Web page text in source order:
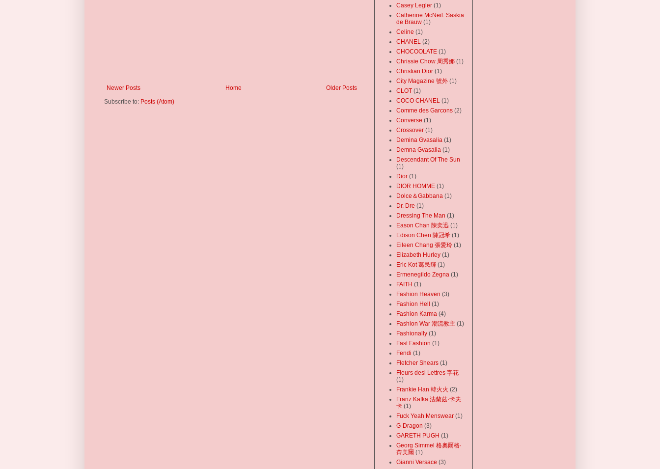
Newer Posts Older Posts
Home
Subscribe to: Posts (Atom)
Casey Legler (1)
Catherine McNeil. Saskia
de Brauw (1)
Celine (1)
CHANEL (2)
CHOCOOLATE (1)
Chrissie Chow 周秀娜 (1)
Christian Dior (1)
City Magazine 號外 (1)
CLOT (1)
COCO CHANEL (1)
Comme des Garcons (2)
Converse (1)
Crossover (1)
Demina Gvasalia‬ (1)
Demna Gvasalia (1)
Descendant Of The Sun‬
(1)
Dior (1)
DIOR HOMME (1)
Dolce＆Gabbana (1)
Dr. Dre (1)
Dressing The Man (1)
Eason Chan 陳奕迅 (1)
Edison Chen 陳冠希 (1)
Eileen Chang 張愛玲 (1)
Elizabeth Hurley (1)
Eric Kot 葛民輝 (1)
Ermenegildo Zegna (1)
FAITH (1)
Fashion Heaven (3)
Fashion Hell
(1)
Fashion Karma (4)
Fashion War 潮流教主 (1)
Fashionally (1)
Fast Fashion (1)
Fendi (1)
Fletcher Shears (1)
Fleurs desl Lettres 字花
(1)
Frankie Han 韓火火 (2)
Franz Kafka 法蘭茲·卡夫
卡 (1)
Fuck Yeah Menswear (1)
G-Dragon (3)
GARETH PUGH (1)
Georg Simmel 格奧爾格·
齊美爾 (1)
Gianni Versace (3)